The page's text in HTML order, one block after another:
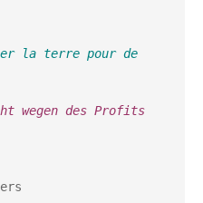
la terre pour de
wegen des Profits